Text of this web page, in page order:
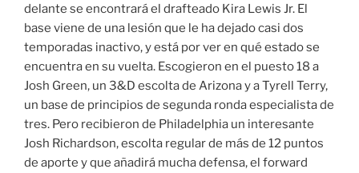
delante se encontrará el drafteado Kira Lewis Jr. El
base viene de una lesión que le ha dejado casi dos
temporadas inactivo, y está por ver en qué estado se
encuentra en su vuelta. Escogieron en el puesto 18 a
Josh Green, un 3&D escolta de Arizona y a Tyrell Terry,
un base de principios de segunda ronda especialista de
tres. Pero recibieron de Philadelphia un interesante
Josh Richardson, escolta regular de más de 12 puntos
de aporte y que añadirá mucha defensa, el forward